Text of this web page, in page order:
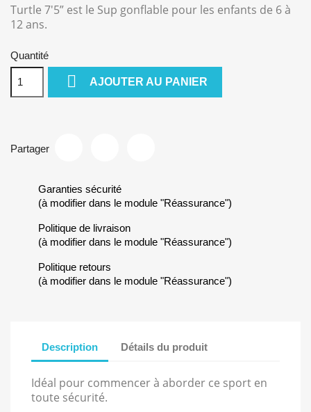
Turtle 7'5” est le Sup gonflable pour les enfants de 6 à
12 ans.
Quantité
 AJOUTER AU PANIER
Partager
Garanties sécurité
(à modifier dans le module "Réassurance")
Politique de livraison
(à modifier dans le module "Réassurance")
Politique retours
(à modifier dans le module "Réassurance")
Description Détails du produit
Idéal pour commencer à aborder ce sport en
toute sécurité.